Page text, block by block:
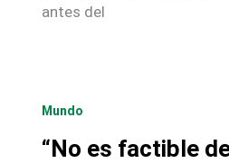
antes del
Mundo
“No es factible